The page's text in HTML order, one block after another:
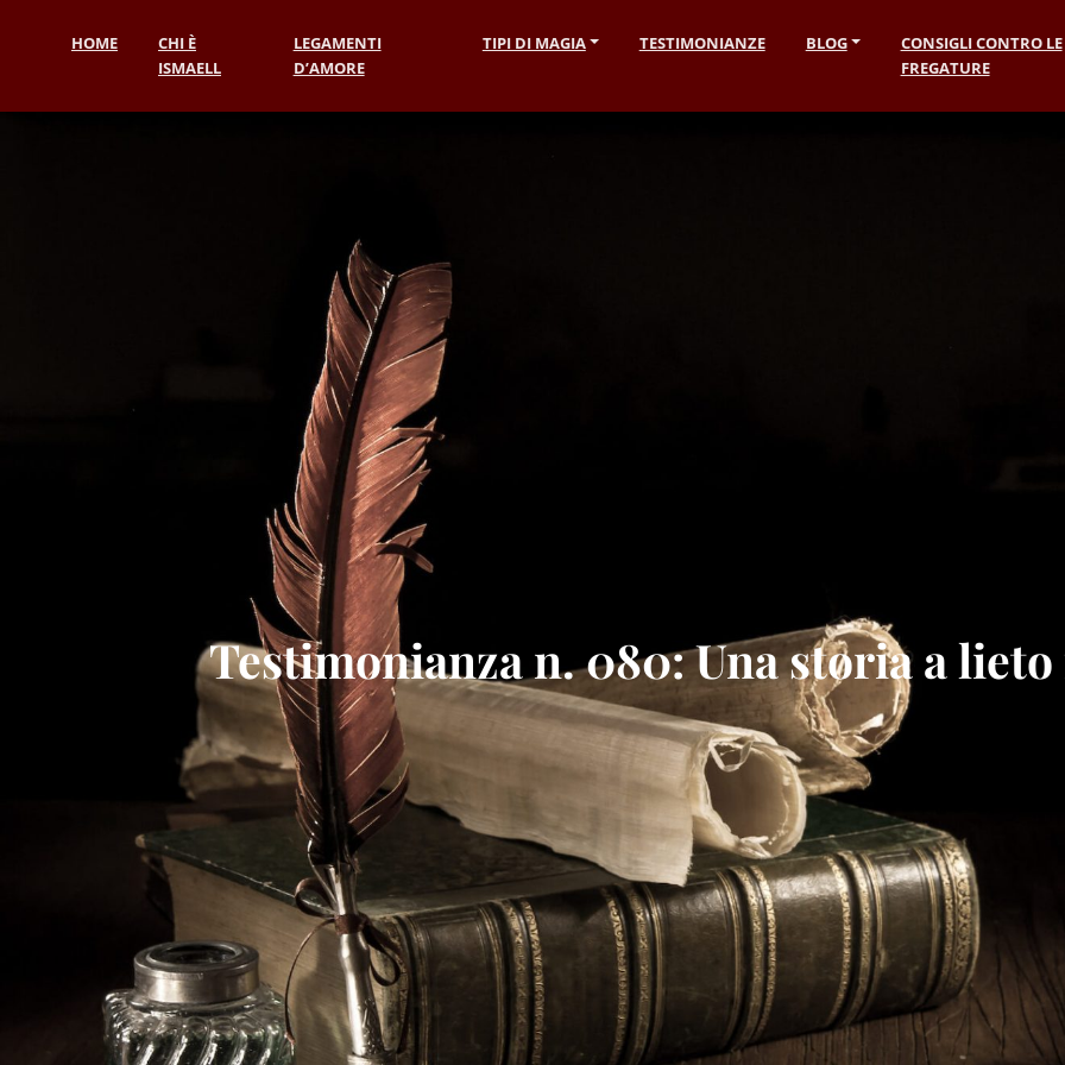
HOME
CHI È
ISMAELL
LEGAMENTI
D’AMORE
TIPI DI MAGIA TESTIMONIANZE BLOG
CONSIGLI CONTRO LE
FREGATURE
Testimonianza n. 080: Una storia a